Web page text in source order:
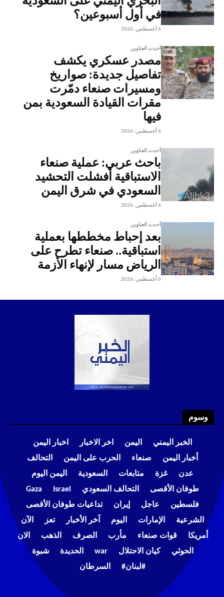
في أول أسبوعين؟
6 أغسطس، 2026
أحدث العناوين
مصدر عسكري يكشف
تفاصيل جديدة: صواريخ
ومسيرات صنعاء دمّرت
مقرات القيادة السعودية بمن
فيها
6 أغسطس، 2026
أحدث العناوين
باحث عربي: عملية صنعاء
الاستباقية أفشلت التحشيد
السعودي في شرق اليمن
6 أغسطس، 2026
أحدث العناوين
بعد إحباط مخططها بعملية
استباقية.. صنعاء تطرح على
الرياض مسار لإنهاء الأزمة
6 أغسطس، 2026
وسوم
الخبر اليمني اليمن اخر الاخبار
اخبار اليمن
أخبار اليمن
صنعاء الحرب على اليمن
التحالف
عدن
غزة متابعات السعودية
اليمن اليوم
طوفان الأقصى
التحالف السعودي Israel
Gaza
فلسطين
عاجل إيران
تداعيات طوفان الأقصى
الشرعية
الإمارات اليوم آخر الأخبار تعز
الآن
أمريكا
قوات صنعاء مأرب الصرف الذهب
الان
الحوثي
كيان الاحتلال war الحديدة
شبوة
#لبنان#
السرطان